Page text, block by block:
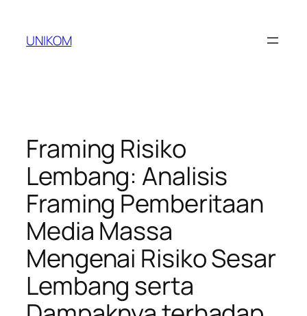
content
UNIKOM
Framing Risiko
Lembang: Analisis
Framing Pemberitaan
Media Massa
Mengenai Risiko Sesar
Lembang serta